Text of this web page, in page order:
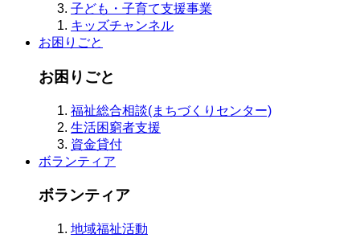
子ども・子育て支援事業
キッズチャンネル
お困りごと
お困りごと
福祉総合相談(まちづくりセンター)
生活困窮者支援
資金貸付
ボランティア
ボランティア
地域福祉活動